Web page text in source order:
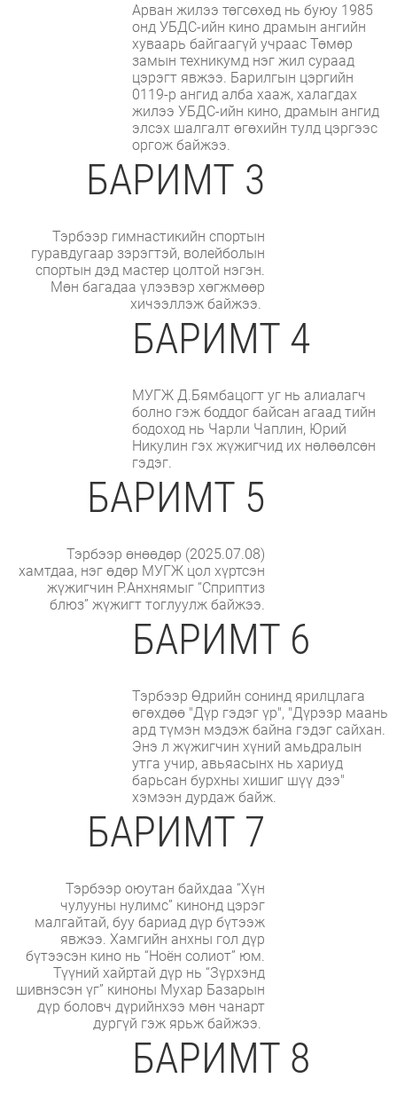
Арван жилээ төгсөхөд нь буюу 1985
онд УБДС-ийн кино драмын ангийн
хуваарь байгаагүй учраас Төмөр
замын техникумд нэг жил сураад
цэрэгт явжээ. Барилгын цэргийн
0119-р ангид алба хааж, халагдах
жилээ УБДС-ийн кино, драмын ангид
элсэх шалгалт өгөхийн тулд цэргээс
оргож байжээ.
БАРИМТ 3
Тэрбээр гимнастикийн спортын
гуравдугаар зэрэгтэй, волейболын
спортын дэд мастер цолтой нэгэн.
Мөн багадаа үлээвэр хөгжмөөр
хичээллэж байжээ.
БАРИМТ 4
МУГЖ Д.Бямбацогт уг нь алиалагч
болно гэж боддог байсан агаад тийн
бодоход нь Чарли Чаплин, Юрий
Никулин гэх жүжигчид их нөлөөлсөн
гэдэг.
БАРИМТ 5
Тэрбээр өнөөдөр (2025.07.08)
хамтдаа, нэг өдөр МУГЖ цол хүртсэн
жүжигчин Р.Анхнямыг “Сприптиз
блюз” жүжигт тоглуулж байжээ.
БАРИМТ 6
Тэрбээр Өдрийн сонинд ярилцлага
өгөхдөө "Дүр гэдэг үр", "Дүрээр маань
ард түмэн мэдэж байна гэдэг сайхан.
Энэ л жүжигчин хүний амьдралын
утга учир, авьяасынх нь хариуд
барьсан бурхны хишиг шүү дээ"
хэмээн дурдаж байж.
БАРИМТ 7
Тэрбээр оюутан байхдаа “Хүн
чулууны нулимс” кинонд цэрэг
малгайтай, буу бариад дүр бүтээж
явжээ. Хамгийн анхны гол дүр
бүтээсэн кино нь “Ноён солиот” юм.
Түүний хайртай дүр нь “Зүрхэнд
шивнэсэн үг” киноны Мухар Базарын
дүр боловч дүрийнхээ мөн чанарт
дургүй гэж ярьж байжээ.
БАРИМТ 8